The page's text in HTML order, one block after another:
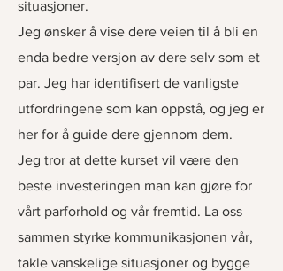
situasjoner.
Jeg ønsker å vise dere veien til å bli en
enda bedre versjon av dere selv som et
par. Jeg har identifisert de vanligste
utfordringene som kan oppstå, og jeg er
her for å guide dere gjennom dem.
Jeg tror at dette kurset vil være den
beste investeringen man kan gjøre for
vårt parforhold og vår fremtid. La oss
sammen styrke kommunikasjonen vår,
takle vanskelige situasjoner og bygge